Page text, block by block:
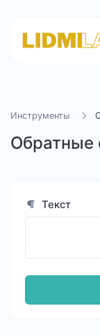
Инструменты
Обратные
Текст